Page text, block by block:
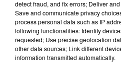
detect fraud, and fix errors; Deliver
Save and communicate privacy
process personal data such as IP
following functionalities: Identify
requested; Use precise geolocation
other data sources; Link different
information transmitted automatically.